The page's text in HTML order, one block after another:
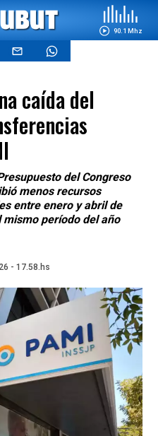
90.1 Mhz
caída del
del Congreso
menos recursos
entre enero y abril de
período del año
- 17.58.hs